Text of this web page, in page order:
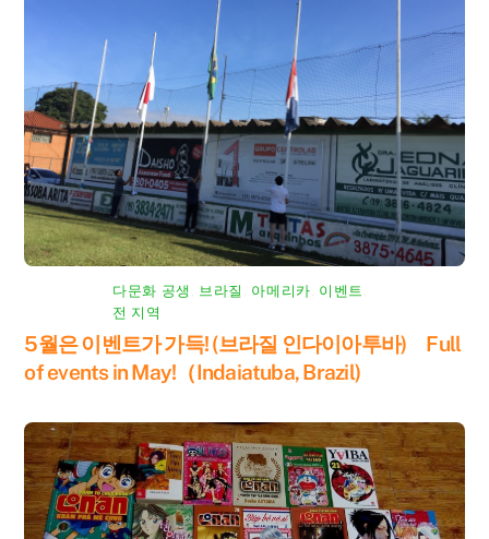
다문화 공생 브라질 아메리카 이벤트
전 지역
5월은 이벤트가 가득! (브라질 인다이아투바) Full
of events in May!（Indaiatuba, Brazil)